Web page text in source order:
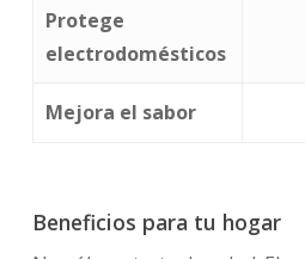
Protege
electrodomésticos
Mejora el sabor
Beneficios para tu hogar